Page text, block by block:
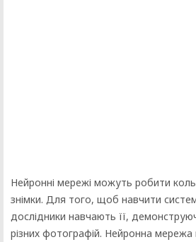
Нейронні мережі можуть робити
знімки. Для того, щоб навчити
дослідники навчають її,
різних фотографій. Нейронна